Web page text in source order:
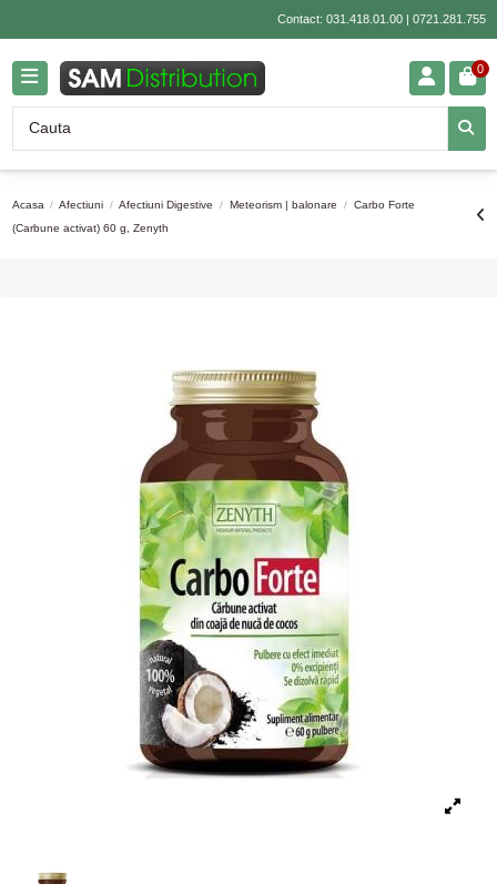
Contact: 031.418.01.00| 0721.281.755
0
Acasa Afectiuni Afectiuni Digestive Meteorism | balonare
Carbo Forte
(Carbune activat) 60 g, Zenyth